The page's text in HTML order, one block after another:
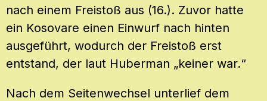
nach einem Freistoß aus (16.). Zuvor hatte
ein Kosovare einen Einwurf nach hinten
ausgeführt, wodurch der Freistoß erst
entstand, der laut Huberman „keiner war.“
Nach dem Seitenwechsel unterlief dem